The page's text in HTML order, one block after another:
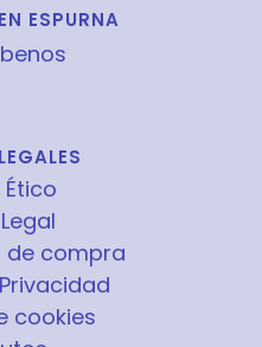
ESPURNA
de compra
cookies